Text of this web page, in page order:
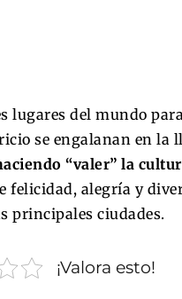
lugares del mundo
se engalanan en la
“valer” la
felicidad, alegría y
principales ciudades.
¡Valora esto!